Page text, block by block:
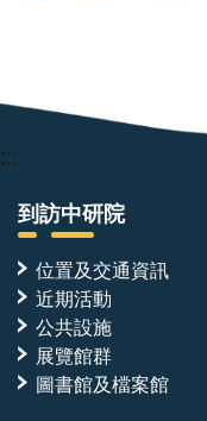
:::
到訪中研院
位置及交通資訊
近期活動
公共設施
展覽館群
圖書館及檔案館